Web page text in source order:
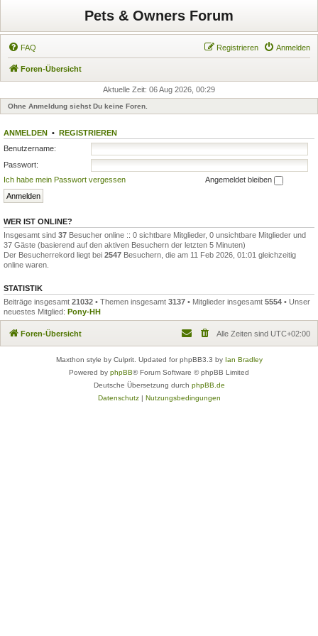
Pets & Owners Forum
FAQ Anmelden
Registrieren
Foren-Übersicht
Aktuelle Zeit: 06 Aug 2026, 00:29
Ohne Anmeldung siehst Du keine Foren.
ANMELDEN • REGISTRIEREN
Benutzername:
Passwort:
Ich habe mein Passwort vergessen
Angemeldet bleiben
WER IST ONLINE?
Insgesamt sind 37 Besucher online :: 0 sichtbare Mitglieder, 0 unsichtbare Mitglieder und
37 Gäste (basierend auf den aktiven Besuchern der letzten 5 Minuten)
Der Besucherrekord liegt bei 2547 Besuchern, die am 11 Feb 2026, 01:01 gleichzeitig
online waren.
STATISTIK
Beiträge insgesamt 21032 • Themen insgesamt 3137 • Mitglieder insgesamt 5554 • Unser
neuestes Mitglied: Pony-HH
Foren-Übersicht Alle Zeiten sind UTC+02:00
Maxthon style by Culprit. Updated for phpBB3.3 by Ian Bradley
Powered by phpBB® Forum Software © phpBB Limited
Deutsche Übersetzung durch phpBB.de
Datenschutz| Nutzungsbedingungen